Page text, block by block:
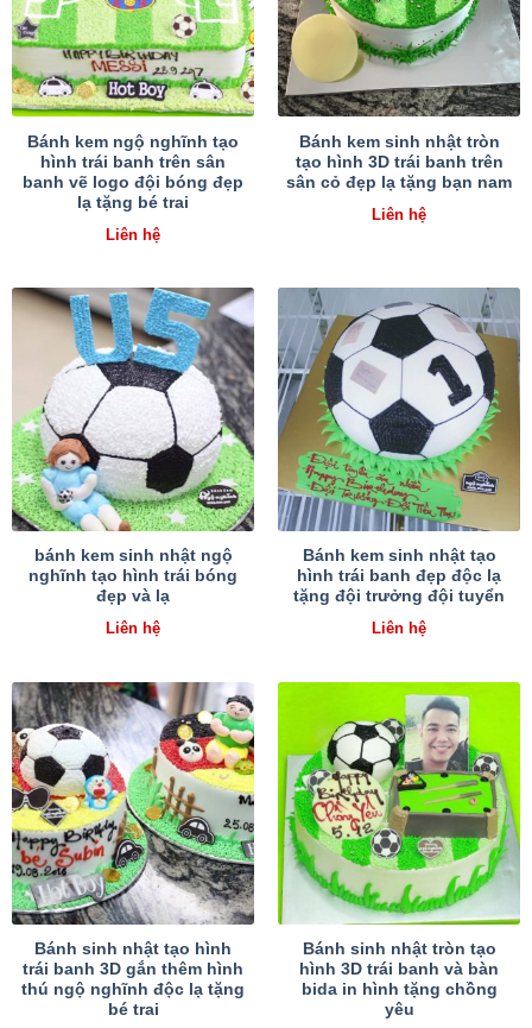
Bánh kem ngộ nghĩnh tạo
hình trái banh trên sân
banh vẽ logo đội bóng đẹp
lạ tặng bé trai
Liên hệ
Bánh kem sinh nhật tròn
tạo hình 3D trái banh trên
sân cỏ đẹp lạ tặng bạn nam
Liên hệ
bánh kem sinh nhật ngộ
nghĩnh tạo hình trái bóng
đẹp và lạ
Liên hệ
Bánh kem sinh nhật tạo
hình trái banh đẹp độc lạ
tặng đội trưởng đội tuyển
Liên hệ
Bánh sinh nhật tạo hình
trái banh 3D gắn thêm hình
thú ngộ nghĩnh độc lạ tặng
bé trai
Bánh sinh nhật tròn tạo
hình 3D trái banh và bàn
bida in hình tặng chồng
yêu